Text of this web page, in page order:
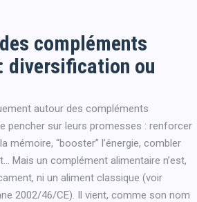
compléments
diversification ou
autour des compléments
pencher sur leurs promesses : renforcer
mémoire, “booster” l’énergie, combler
Mais un complément alimentaire n’est,
ni un aliment classique (voir
2002/46/CE). Il vient, comme son nom